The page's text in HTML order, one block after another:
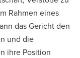
Rahmen eines
das Gericht den
und die
ihre Position